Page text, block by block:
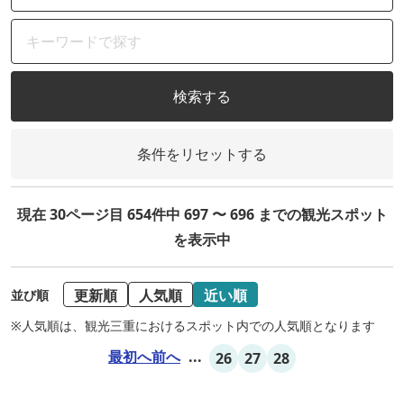
検索する
条件をリセットする
現在 30ページ目 654件中 697 〜 696 までの観光スポット
を表示中
並び順 更新順 人気順 近い順
※人気順は、観光三重におけるスポット内での人気順となります
最初へ前へ ... 26 27 28